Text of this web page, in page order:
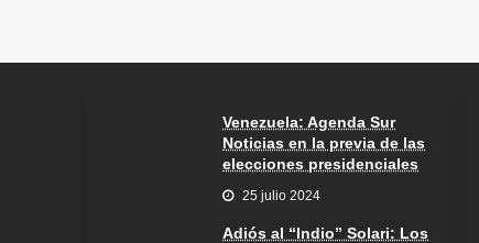
Venezuela: Agenda Sur
Noticias en la previa de las
elecciones presidenciales
25 julio 2024
Adiós al “Indio” Solari: Los